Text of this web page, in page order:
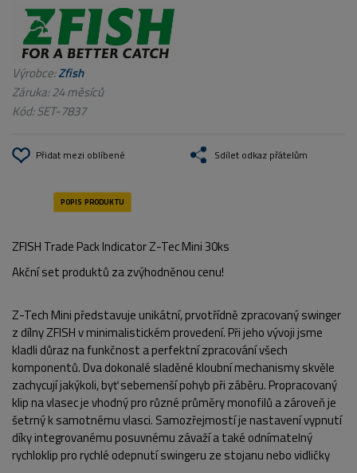
Výrobce:Zfish
Záruka: 24 měsíců
Kód:SET-7837
Přidat mezi oblíbené Sdílet odkaz přátelům
ZFISH Trade Pack Indicator Z-Tec Mini 30ks
Akční set produktů za zvýhodněnou cenu!
Z-Tech Mini představuje unikátní, prvotřídně zpracovaný swinger
z dílny ZFISH v minimalistickém provedení. Při jeho vývoji jsme
kladli důraz na funkčnost a perfektní zpracování všech
komponentů. Dva dokonalé sladěné kloubní mechanismy skvěle
zachycují jakýkoli, byť sebemenší pohyb při záběru. Propracovaný
klip na vlasec je vhodný pro různé průměry monofilů a zároveň je
šetrný k samotnému vlasci. Samozřejmostí je nastavení vypnutí
díky integrovanému posuvnému závaží a také odnímatelný
rychloklip pro rychlé odepnutí swingeru ze stojanu nebo vidličky